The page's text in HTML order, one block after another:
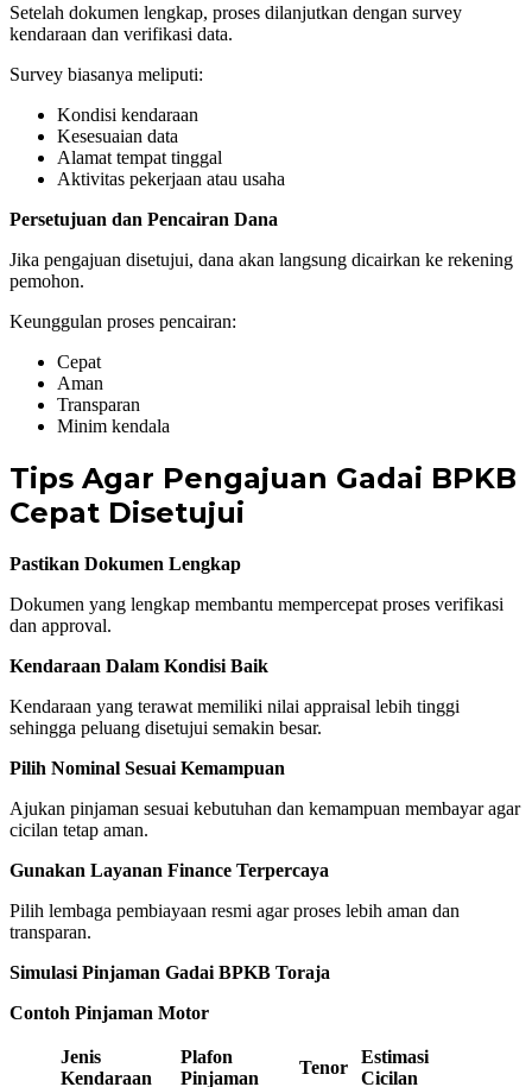
Setelah dokumen lengkap, proses dilanjutkan dengan survey
kendaraan dan verifikasi data.
Survey biasanya meliputi:
Kondisi kendaraan
Kesesuaian data
Alamat tempat tinggal
Aktivitas pekerjaan atau usaha
Persetujuan dan Pencairan Dana
Jika pengajuan disetujui, dana akan langsung dicairkan ke rekening
pemohon.
Keunggulan proses pencairan:
Cepat
Aman
Transparan
Minim kendala
Tips Agar Pengajuan Gadai BPKB
Cepat Disetujui
Pastikan Dokumen Lengkap
Dokumen yang lengkap membantu mempercepat proses verifikasi
dan approval.
Kendaraan Dalam Kondisi Baik
Kendaraan yang terawat memiliki nilai appraisal lebih tinggi
sehingga peluang disetujui semakin besar.
Pilih Nominal Sesuai Kemampuan
Ajukan pinjaman sesuai kebutuhan dan kemampuan membayar agar
cicilan tetap aman.
Gunakan Layanan Finance Terpercaya
Pilih lembaga pembiayaan resmi agar proses lebih aman dan
transparan.
Simulasi Pinjaman Gadai BPKB Toraja
Contoh Pinjaman Motor
Jenis
Kendaraan
Plafon
Pinjaman
Tenor
Estimasi
Cicilan